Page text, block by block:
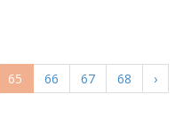
Поточна
сторінка
65 Page
66 Page
67 Page
68
›